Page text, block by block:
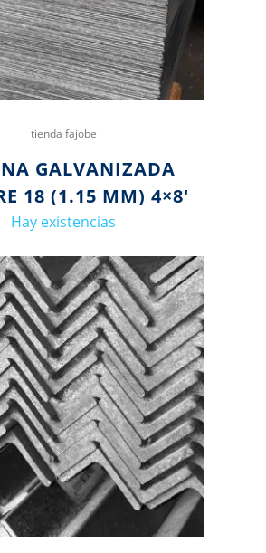
tienda fajobe
GALVANIZADA
18 (1.15 MM) 4×8′
Hay existencias